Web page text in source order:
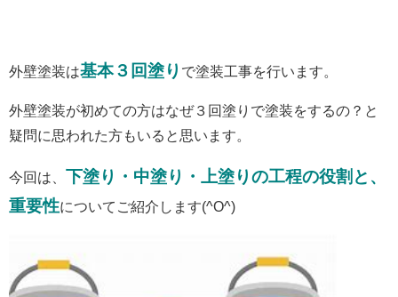
外壁塗装は基本３回塗り で塗装工事を行います。
外壁塗装が初めての方はなぜ３回塗りで塗装をするの？と
疑問に思われた方もいると思います。
今回は、 下塗り・中塗り・上塗りの工程の役割と、
重要性についてご紹介します(^O^)